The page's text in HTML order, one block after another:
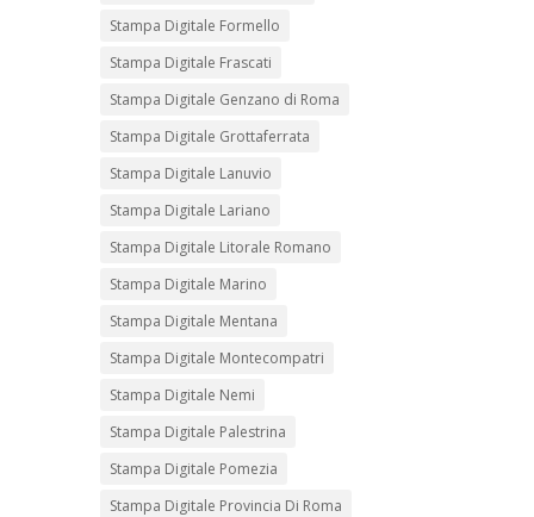
Stampa Digitale Formello
Stampa Digitale Frascati
Stampa Digitale Genzano di Roma
Stampa Digitale Grottaferrata
Stampa Digitale Lanuvio
Stampa Digitale Lariano
Stampa Digitale Litorale Romano
Stampa Digitale Marino
Stampa Digitale Mentana
Stampa Digitale Montecompatri
Stampa Digitale Nemi
Stampa Digitale Palestrina
Stampa Digitale Pomezia
Stampa Digitale Provincia Di Roma